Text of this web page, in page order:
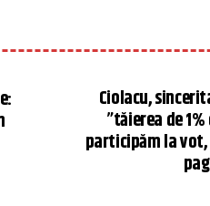
Ciolacu,
”tăierea de
participăm la vot,